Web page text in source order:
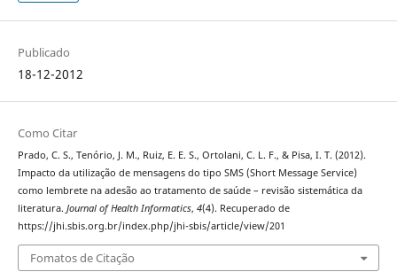
Publicado
18-12-2012
Como Citar
Prado, C. S., Tenório, J. M., Ruiz, E. E. S., Ortolani, C. L. F., & Pisa, I. T. (2012).
Impacto da utilização de mensagens do tipo SMS (Short Message Service)
como lembrete na adesão ao tratamento de saúde – revisão sistemática da
literatura. Journal of Health Informatics, 4(4). Recuperado de
https://jhi.sbis.org.br/index.php/jhi-sbis/article/view/201
Fomatos de Citação